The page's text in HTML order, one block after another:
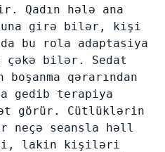
Qadın hələ ana
girə bilər, kişi
bu rola adaptasiya
çəkə bilər. Sedat
qərarından
gedib terapiya
görür. Cütlüklərin
neçə seansla həll
lakin kişiləri